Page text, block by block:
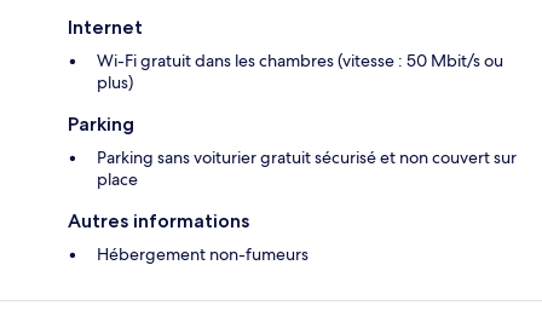
Internet
Wi-Fi gratuit dans les chambres (vitesse : 50 Mbit/s ou
plus)
Parking
Parking sans voiturier gratuit sécurisé et non couvert sur
place
Autres informations
Hébergement non-fumeurs